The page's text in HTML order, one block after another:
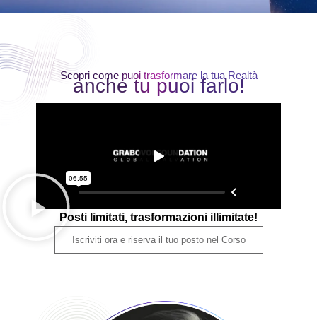
Scopri come puoi trasformare la tua Realtà
anche tu puoi farlo!
Posti limitati, trasformazioni illimitate!
Iscriviti ora e riserva il tuo posto nel Corso